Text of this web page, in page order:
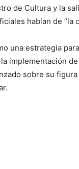
de Cultura y la
hablan de “la
una estrategia
implementación
sobre su